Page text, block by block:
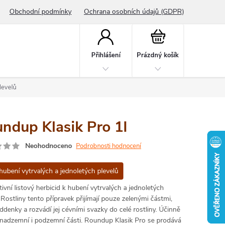
Obchodní podmínky Ochrana osobních údajů (GDPR)
Přihlášení
Nákupní
Prázdný košík
Klasik Pro 1l
Neohodnoceno Podrobnosti hodnocení
vytrvalých a jednoletých plevelů
listový herbicid k hubení vytrvalých a jednoletých
tento přípravek přijímají pouze zelenými částmi,
a rozvádí jej cévními svazky do celé rostliny. Účinně
i podzemní části. Roundup Klasik Pro se prodává